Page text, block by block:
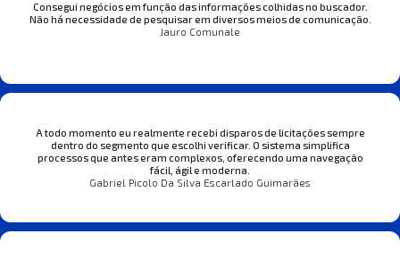
Consegui negócios em função das informações colhidas no buscador.
Não há necessidade de pesquisar em diversos meios de comunicação.
Jauro Comunale
A todo momento eu realmente recebi disparos de licitações sempre
dentro do segmento que escolhi verificar. O sistema simplifica
processos que antes eram complexos, oferecendo uma navegação
fácil, ágil e moderna.
Gabriel Picolo Da Silva Escarlado Guimarães